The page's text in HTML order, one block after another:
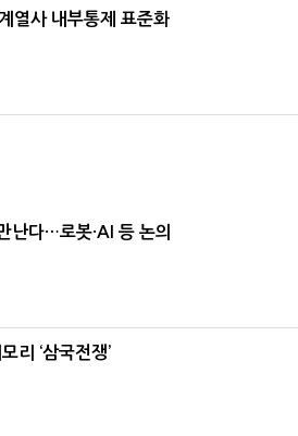
열사 내부통제 표준화
난다…로봇·AI 등 논의
리 ‘삼국전쟁’